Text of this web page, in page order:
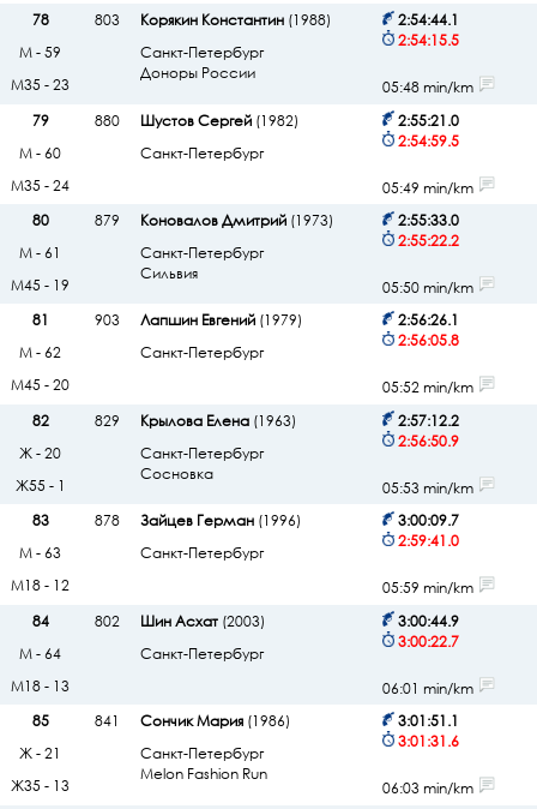
78
803 Корякин Константин(1988)
Санкт-Петербург
Доноры России
2:54:44.1
2:54:15.5
М - 59
М35 - 23
05:48 min/km
79
880 Шустов Сергей(1982)
Санкт-Петербург
2:55:21.0
2:54:59.5
М - 60
М35 - 24
05:49 min/km
80
879 Коновалов Дмитрий(1973)
Санкт-Петербург
Сильвия
2:55:33.0
2:55:22.2
М - 61
М45 - 19
05:50 min/km
81
903 Лапшин Евгений(1979)
Санкт-Петербург
2:56:26.1
2:56:05.8
М - 62
М45 - 20
05:52 min/km
82
829 Крылова Елена(1963)
Санкт-Петербург
Сосновка
2:57:12.2
2:56:50.9
Ж - 20
Ж55 - 1
05:53 min/km
83
878 Зайцев Герман(1996)
Санкт-Петербург
3:00:09.7
2:59:41.0
М - 63
М18 - 12
05:59 min/km
84
802 Шин Асхат(2003)
Санкт-Петербург
3:00:44.9
3:00:22.7
М - 64
М18 - 13
06:01 min/km
85
841 Сончик Мария(1986)
Санкт-Петербург
Melon Fashion Run
3:01:51.1
3:01:31.6
Ж - 21
Ж35 - 13
06:03 min/km